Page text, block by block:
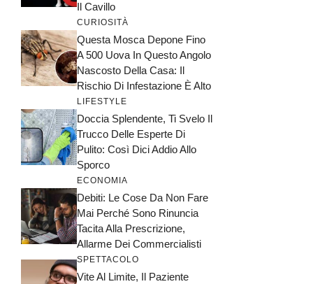
Il Cavillo
CURIOSITÀ
Questa Mosca Depone Fino
A 500 Uova In Questo Angolo
Nascosto Della Casa: Il
Rischio Di Infestazione È Alto
LIFESTYLE
Doccia Splendente, Ti Svelo Il
Trucco Delle Esperte Di
Pulito: Così Dici Addio Allo
Sporco
ECONOMIA
Debiti: Le Cose Da Non Fare
Mai Perché Sono Rinuncia
Tacita Alla Prescrizione,
Allarme Dei Commercialisti
SPETTACOLO
Vite Al Limite, Il Paziente